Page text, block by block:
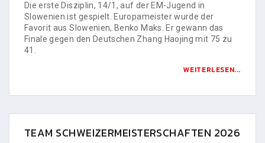
Die erste Disziplin, 14/1, auf der EM-Jugend in
Slowenien ist gespielt. Europameister wurde der
Favorit aus Slowenien, Benko Maks. Er gewann das
Finale gegen den Deutschen Zhang Haojing mit 75 zu
41.
WEITERLESEN...
TEAM SCHWEIZERMEISTERSCHAFTEN 2026